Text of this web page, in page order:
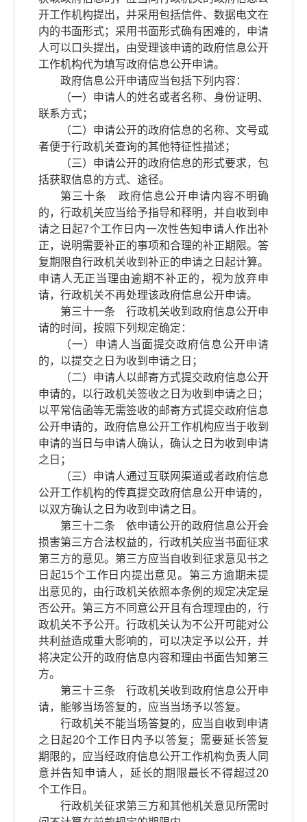
开工作机构提出，并采用包括信件、数据电文在
内的书面形式；采用书面形式确有困难的，申请
人可以口头提出，由受理该申请的政府信息公开
工作机构代为填写政府信息公开申请。
政府信息公开申请应当包括下列内容：
（一）申请人的姓名或者名称、身份证明、
联系方式；
（二）申请公开的政府信息的名称、文号或
者便于行政机关查询的其他特征性描述；
（三）申请公开的政府信息的形式要求，包
括获取信息的方式、途径。
第三十条 政府信息公开申请内容不明确
的，行政机关应当给予指导和释明，并自收到申
请之日起7个工作日内一次性告知申请人作出补
正，说明需要补正的事项和合理的补正期限。答
复期限自行政机关收到补正的申请之日起计算。
申请人无正当理由逾期不补正的，视为放弃申
请，行政机关不再处理该政府信息公开申请。
第三十一条 行政机关收到政府信息公开申
请的时间，按照下列规定确定：
（一）申请人当面提交政府信息公开申请
的，以提交之日为收到申请之日；
（二）申请人以邮寄方式提交政府信息公开
申请的，以行政机关签收之日为收到申请之日；
以平常信函等无需签收的邮寄方式提交政府信息
公开申请的，政府信息公开工作机构应当于收到
申请的当日与申请人确认，确认之日为收到申请
之日；
（三）申请人通过互联网渠道或者政府信息
公开工作机构的传真提交政府信息公开申请的，
以双方确认之日为收到申请之日。
第三十二条 依申请公开的政府信息公开会
损害第三方合法权益的，行政机关应当书面征求
第三方的意见。第三方应当自收到征求意见书之
日起15个工作日内提出意见。第三方逾期未提
出意见的，由行政机关依照本条例的规定决定是
否公开。第三方不同意公开且有合理理由的，行
政机关不予公开。行政机关认为不公开可能对公
共利益造成重大影响的，可以决定予以公开，并
将决定公开的政府信息内容和理由书面告知第三
方。
第三十三条 行政机关收到政府信息公开申
请，能够当场答复的，应当当场予以答复。
行政机关不能当场答复的，应当自收到申请
之日起20个工作日内予以答复；需要延长答复
期限的，应当经政府信息公开工作机构负责人同
意并告知申请人，延长的期限最长不得超过20
个工作日。
行政机关征求第三方和其他机关意见所需时